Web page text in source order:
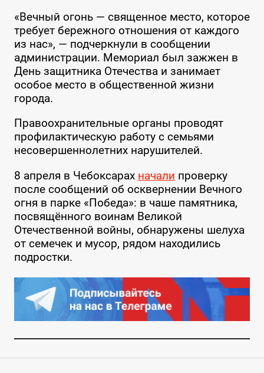
«Вечный огонь — священное место, которое
требует бережного отношения от каждого
из нас», — подчеркнули в сообщении
администрации. Мемориал был зажжен в
День защитника Отечества и занимает
особое место в общественной жизни
города.
Правоохранительные органы проводят
профилактическую работу с семьями
несовершеннолетних нарушителей.
8 апреля в Чебоксарах начали проверку
после сообщений об осквернении Вечного
огня в парке «Победа»: в чаше памятника,
посвящённого воинам Великой
Отечественной войны, обнаружены шелуха
от семечек и мусор, рядом находились
подростки.